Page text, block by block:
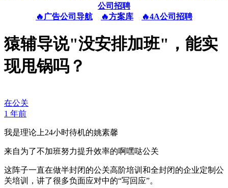
公司招聘
🔥广告公司导航
🔥方案库 🔥4A公司招聘
猿辅导说"没安排加班"，能实
现甩锅吗？
在公关
1 年前
我是理论上24小时待机的姚素馨
来自为了不加班努力提升效率的啊嘿哒公关
这阵子一直在做半封闭的公关高阶培训和全封闭的企业定制公
关培训，讲了很多负面应对中的“写回应”。